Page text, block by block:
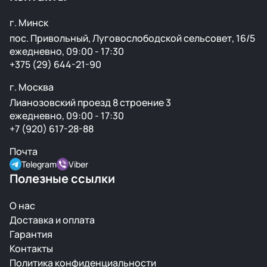
г. Минск
пос. Привольный, Луговослободской сельсовет, 16/5
ежедневно, 09:00 - 17:30
+375 (29) 644-21-90
г. Москва
Лианозовский проезд 8 строение 3
ежедневно, 09:00 - 17:30
+7 (920) 617-28-88
Почта
Telegram Viber
Полезные ссылки
О нас
Доставка и оплата
Гарантия
Контакты
Политика конфиденциальности